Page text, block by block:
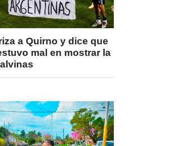
a Quirno y dice que
mal en mostrar la